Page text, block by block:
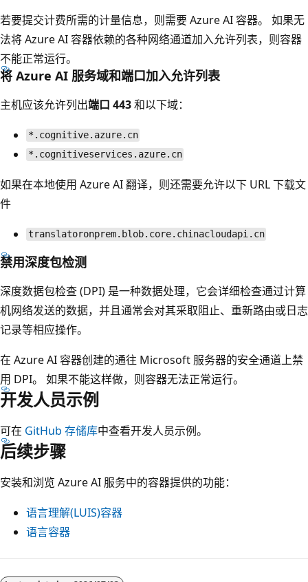
若要提交计费所需的计量信息，则需要 Azure AI 容器。 如果无
法将 Azure AI 容器依赖的各种网络通道加入允许列表，则容器
不能正常运行。
将 Azure AI 服务域和端口加入允许列表
主机应该允许列出端口 443和以下域：
*.cognitive.azure.cn
*.cognitiveservices.azure.cn
如果在本地使用 Azure AI 翻译，则还需要允许以下 URL 下载文
件
translatoronprem.blob.core.chinacloudapi.cn
禁用深度包检测
深度数据包检查 (DPI) 是一种数据处理，它会详细检查通过计算
机网络发送的数据，并且通常会对其采取阻止、重新路由或日志
记录等相应操作。
在 Azure AI 容器创建的通往 Microsoft 服务器的安全通道上禁
用 DPI。 如果不能这样做，则容器无法正常运行。
开发人员示例
可在 GitHub 存储库中查看开发人员示例。
后续步骤
安装和浏览 Azure AI 服务中的容器提供的功能：
语言理解(LUIS)容器
语言容器